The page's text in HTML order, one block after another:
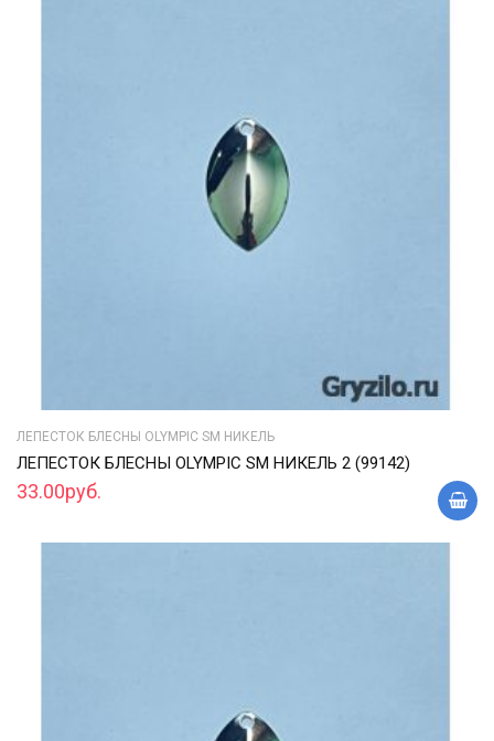
ЛЕПЕСТОК БЛЕСНЫ OLYMPIC SM НИКЕЛЬ
ЛЕПЕСТОК БЛЕСНЫ OLYMPIC SM НИКЕЛЬ 2 (99142)
33.00руб.